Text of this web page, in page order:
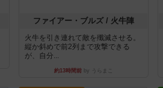
ファイアー・ブルズ / 火牛陣
火牛を引き連れて敵を殲滅させる。
縦か斜めで前2列まで攻撃できる
が、自分...
約13時間前 by うらまこ